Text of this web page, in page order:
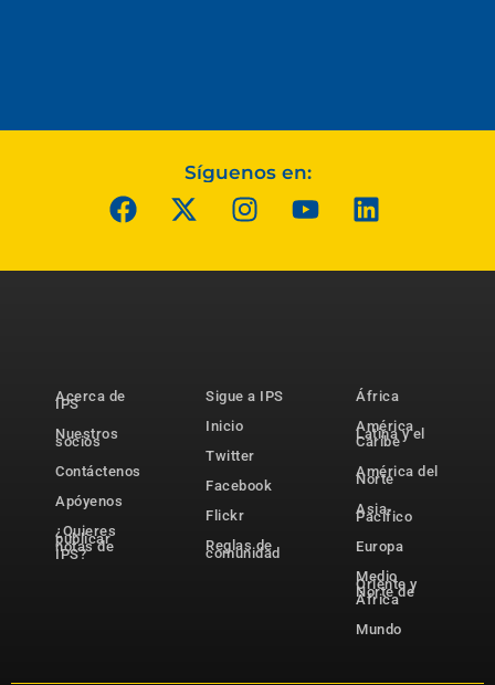
Síguenos en:
Acerca de
IPS
Nuestros
socios
Contáctenos
Apóyenos
¿Quieres
publicar
notas de
IPS?
Sigue a IPS
Inicio
Twitter
Facebook
Flickr
Reglas de
comunidad
África
América
Latina y el
Caribe
América del
Norte
Asia-
Pacífico
Europa
Medio
Oriente y
Norte de
África
Mundo